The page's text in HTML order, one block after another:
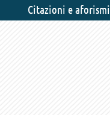
Citazioni e aforismi